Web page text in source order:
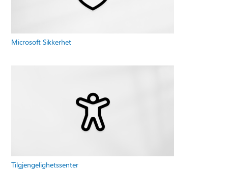
Microsoft Sikkerhet
Tilgjengelighetssenter